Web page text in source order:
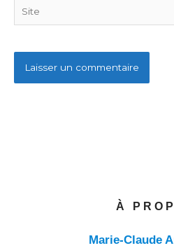
Site
À
Marie-Claude